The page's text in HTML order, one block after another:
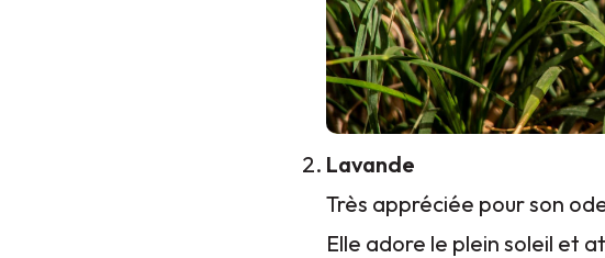
Lavande
Très appréciée pour son
Elle adore le plein soleil et